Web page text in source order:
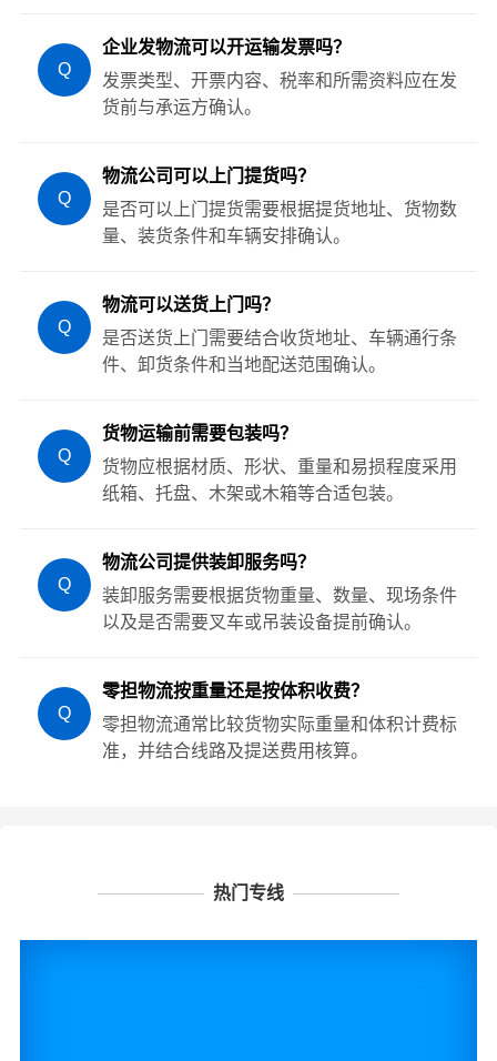
Q
企业发物流可以开运输发票吗？
发票类型、开票内容、税率和所需资料应在发
货前与承运方确认。
Q
物流公司可以上门提货吗？
是否可以上门提货需要根据提货地址、货物数
量、装货条件和车辆安排确认。
Q
物流可以送货上门吗？
是否送货上门需要结合收货地址、车辆通行条
件、卸货条件和当地配送范围确认。
Q
货物运输前需要包装吗？
货物应根据材质、形状、重量和易损程度采用
纸箱、托盘、木架或木箱等合适包装。
Q
物流公司提供装卸服务吗？
装卸服务需要根据货物重量、数量、现场条件
以及是否需要叉车或吊装设备提前确认。
Q
零担物流按重量还是按体积收费？
零担物流通常比较货物实际重量和体积计费标
准，并结合线路及提送费用核算。
热门专线